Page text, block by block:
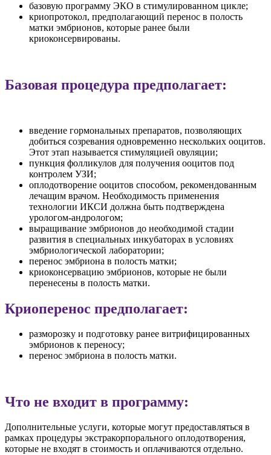
базовую программу ЭКО в стимулированном цикле;
криопротокол, предполагающий перенос в полость
матки эмбрионов, которые ранее были
криоконсервированы.
Базовая процедура предполагает:
введение гормональных препаратов, позволяющих
добиться созревания одновременно нескольких ооцитов.
Этот этап называется стимуляцией овуляции;
пункция фолликулов для получения ооцитов под
контролем УЗИ;
оплодотворение ооцитов способом, рекомендованным
лечащим врачом. Необходимость применения
технологии ИКСИ должна быть подтверждена
урологом-андрологом;
выращивание эмбрионов до необходимой стадии
развития в специальных инкубаторах в условиях
эмбриологической лаборатории;
перенос эмбриона в полость матки;
криоконсервацию эмбрионов, которые не были
перенесены в полость матки.
Криоперенос предполагает:
разморозку и подготовку ранее витрифицированных
эмбрионов к переносу;
перенос эмбриона в полость матки.
Что не входит в программу:
Дополнительные услуги, которые могут предоставляться в
рамках процедуры экстракорпорального оплодотворения,
которые не входят в стоимость и оплачиваются отдельно.